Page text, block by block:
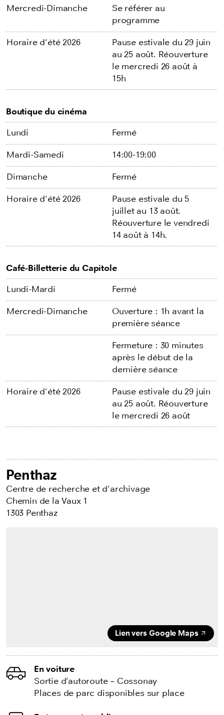
Mercredi-Dimanche
Se référer au
programme
Horaire d'été 2026
Pause estivale du 29 juin
au 25 août. Réouverture
le mercredi 26 août à
15h
Boutique du cinéma
Lundi
Fermé
Mardi-Samedi 14:00-19:00
Dimanche Fermé
Horaire d'été 2026
Pause estivale du 5
juillet au 13 août.
Réouverture le vendredi
14 août à 14h.
Café-Billetterie du Capitole
Lundi-Mardi
Fermé
Mercredi-Dimanche
Ouverture : 1h avant la
première séance
Fermeture : 30 minutes
après le début de la
dernière séance
Horaire d'été 2026
Pause estivale du 29 juin
au 25 août. Réouverture
le mercredi 26 août
Penthaz
Centre de recherche et d'archivage
Chemin de la Vaux 1
1303 Penthaz
Lien vers Google Maps
En voiture
Sortie d’autoroute – Cossonay
Places de parc disponibles sur place